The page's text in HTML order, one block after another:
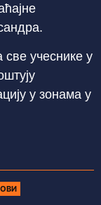
све учеснике у
у зонама у